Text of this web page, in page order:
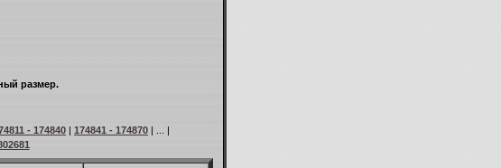
размер.
- 174840 | 174841 - 174870 | ... |